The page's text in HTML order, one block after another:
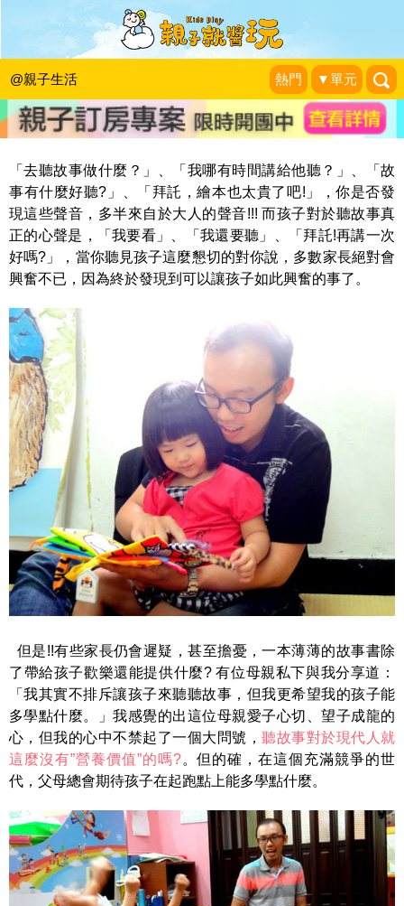
@親子生活 熱門 ▼單元
聽故事，奠定孩子閱讀能力的重要先
機！孩子聽故事的5大好處
蠟筆哥哥說故事。|2015-04-15
「去聽故事做什麼？」、「我哪有時間講給他聽？」、「故
事有什麼好聽?」、「拜託，繪本也太貴了吧!」，你是否發
現這些聲音，多半來自於大人的聲音!!! 而孩子對於聽故事真
正的心聲是，
「我要看」 「我還要聽」
「拜託!再講一次
好嗎?」
，當你聽見孩子這麼懇切的對你說，多數家長絕對會
興奮不已，因為終於發現到可以讓孩子如此興奮的事了。
但是!!有些家長仍會遲疑，甚至擔憂，一本薄薄的故事書除
了帶給孩子歡樂還能提供什麼? 有位母親私下與我分享道：
「我其實不排斥讓孩子來聽聽故事，但我更希望我的孩子能
多學點什麼。」我感覺的出這位母親愛子心切、望子成龍的
心，但我的心中不禁起了一個大問號，聽故事對於現代人就
這麼沒有”營養價值”的嗎?。但的確，在這個充滿競爭的世
代，父母總會期待孩子在起跑點上能多學點什麼。